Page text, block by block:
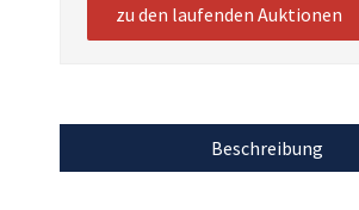
zu den laufenden Auktionen
Beschreibung